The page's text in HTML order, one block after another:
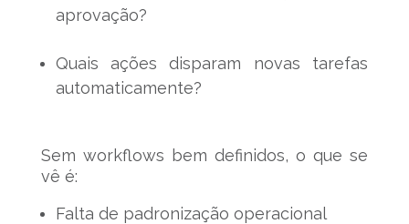
aprovação?
Quais ações disparam novas tarefas
automaticamente?
Sem workflows bem definidos, o que se
vê é:
Falta de padronização operacional